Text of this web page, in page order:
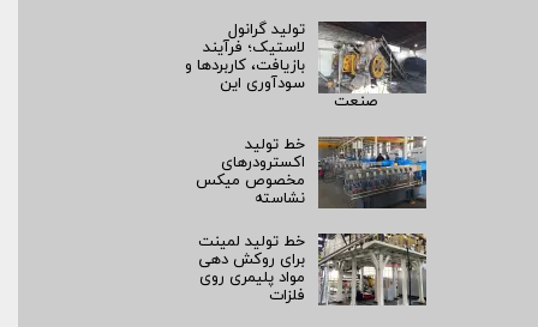
تولید گرانول
لاستیک؛ فرآیند
بازیافت، کاربردها و
سودآوری این
صنعت
خط تولید
اکسترودرهای
مخصوص میکس
نشاسته
خط تولید لمینت
برای روکش‌ دهی
مواد پلیمری روی
فلزات